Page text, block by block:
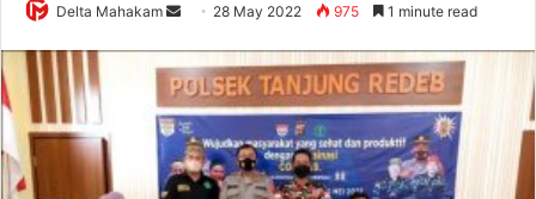
Delta Mahakam
n
d
a
n
e
28 May 2022 975 1 minute read